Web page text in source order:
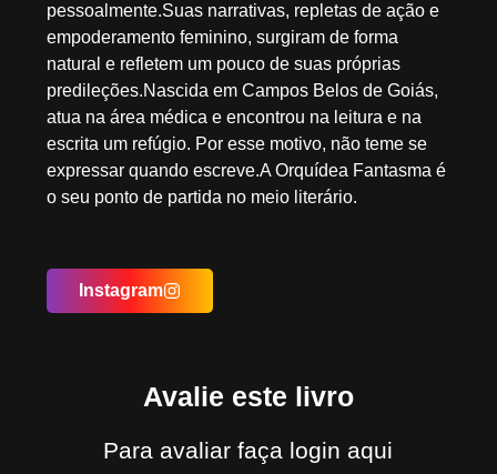
pessoalmente.Suas narrativas, repletas de ação e
empoderamento feminino, surgiram de forma
natural e refletem um pouco de suas próprias
predileções.Nascida em Campos Belos de Goiás,
atua na área médica e encontrou na leitura e na
escrita um refúgio. Por esse motivo, não teme se
expressar quando escreve.A Orquídea Fantasma é
o seu ponto de partida no meio literário.
Instagram
Avalie este livro
Para avaliarfaça login aqui